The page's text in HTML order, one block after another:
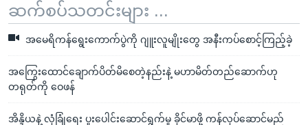
ဆက်စပ်သတင်းများ ...
အမေရိကန်ရွေးကောက်ပွဲကို ဂျူးလူမျိုးတွေ အနီးကပ်စောင့်ကြည့်ခဲ့
အကြွေးထောင်ချောက်ပိတ်မိစေတဲ့နည်းနဲ့ မဟာမိတ်တည်ဆောက်ဟု
တရုတ်ကို ဝေဖန်
အိန္ဒိယနဲ့ လုံခြုံရေး ပူးပေါင်းဆောင်ရွက်မှု ခိုင်မာဖို့ ကန်လုပ်ဆောင်မည်